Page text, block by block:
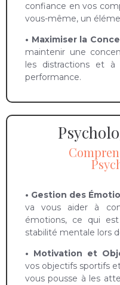
confiance en vos
vous-même, un
• Maximiser la
maintenir une
les distractions et
performance.
• Gestion des
va vous aider à
émotions, ce qui
stabilité mentale lors
• Motivation et
vos objectifs sportifs
vous pousse à les